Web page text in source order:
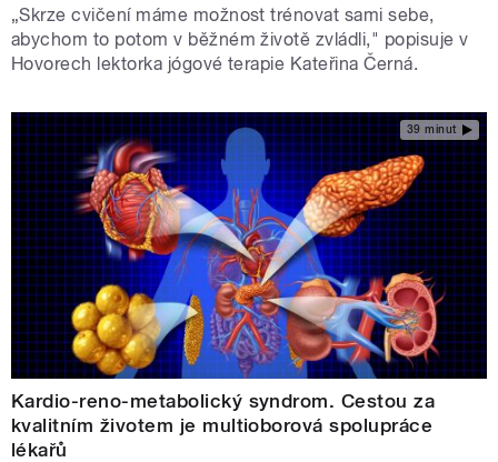
„Skrze cvičení máme možnost trénovat sami sebe,
abychom to potom v běžném životě zvládli," popisuje v
Hovorech lektorka jógové terapie Kateřina Černá.
39 minut
Kardio-reno-metabolický syndrom. Cestou za
kvalitním životem je multioborová spolupráce
lékařů